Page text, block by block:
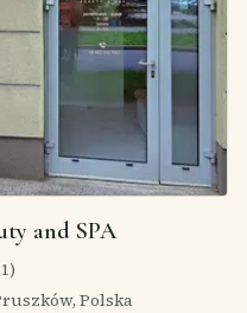
and SPA
)
Polska